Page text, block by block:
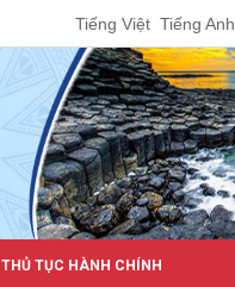
Tiếng Việt Tiếng Anh
THỦ TỤC HÀNH CHÍNH